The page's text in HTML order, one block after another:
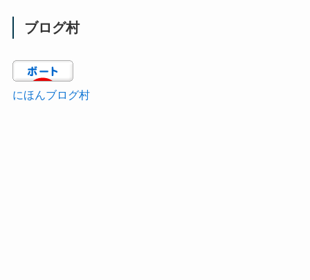
ブログ村
にほんブログ村